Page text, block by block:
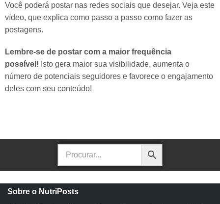
Você poderá postar nas redes sociais que desejar. Veja este
vídeo, que explica como passo a passo como fazer as
postagens.
Lembre-se de postar com a maior frequência
possível! Isto gera maior sua visibilidade, aumenta o
número de potenciais seguidores e favorece o engajamento
deles com seu conteúdo!
Sobre o NutriPosts